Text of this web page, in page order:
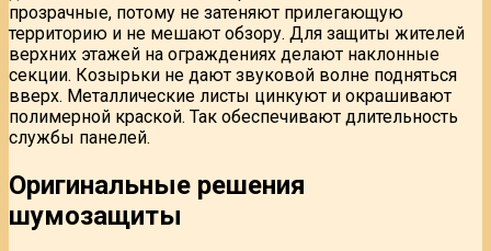
прозрачные, потому не затеняют прилегающую
территорию и не мешают обзору. Для защиты жителей
верхних этажей на ограждениях делают наклонные
секции. Козырьки не дают звуковой волне подняться
вверх. Металлические листы цинкуют и окрашивают
полимерной краской. Так обеспечивают длительность
службы панелей.
Оригинальные решения
шумозащиты